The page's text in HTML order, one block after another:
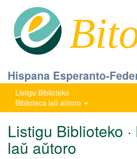
Hispana Esperanto-
Listigu Biblioteko ·
Biblioteca laŭ aŭtoro
Listigu Biblioteko
laŭ aŭtoro